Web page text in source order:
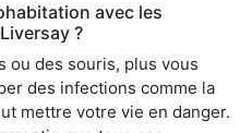
avec les
?
ou des souris, plus vous
des infections comme la
mettre votre vie en danger.